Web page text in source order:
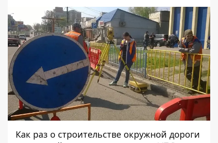
Как раз о строительстве окружной дороги